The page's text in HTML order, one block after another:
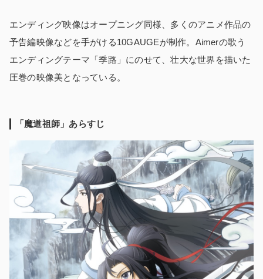
エンディング映像はオープニング同様、多くのアニメ作品の
予告編映像などを手がける10GAUGEが制作。Aimerの歌う
エンディングテーマ「季路」にのせて、壮大な世界を描いた
圧巻の映像美となっている。
「魔道祖師」あらすじ